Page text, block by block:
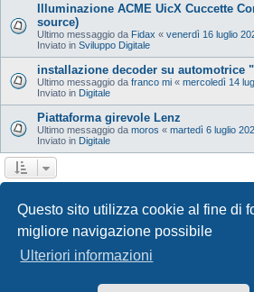
Questo sito utilizza cookie al fine di
migliore navigazione possibile
Ulteriori informazioni
Illuminazione ACME UicX Cuccette
source)
Ultimo messaggio da Fidax « venerdì 16 luglio
Inviato in Sviluppo Digitale
installazione decoder su automotrice
Ultimo messaggio da franco mi « mercoledì 14
Inviato in Digitale
Piattaforma girevole Lenz
Ultimo messaggio da moros « martedì 6 luglio
Inviato in Digitale
Indice
GTA game